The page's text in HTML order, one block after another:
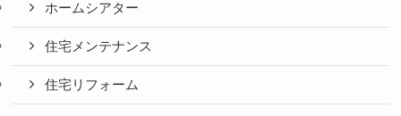
ホームシアター
住宅メンテナンス
住宅リフォーム